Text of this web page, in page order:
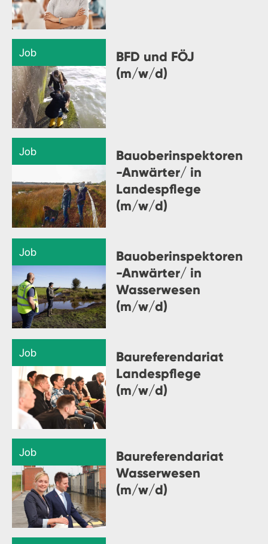
Job
BFD und FÖJ
(m/w/d)
Job
Bauoberinspektoren
-Anwärter/ in
Landespflege
(m/w/d)
Job
Bauoberinspektoren
-Anwärter/ in
Wasserwesen
(m/w/d)
Job
Baureferendariat
Landespflege
(m/w/d)
Job
Baureferendariat
Wasserwesen
(m/w/d)